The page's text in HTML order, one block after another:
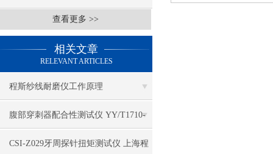
低温振荡水槽
电热鼓风干燥箱
电热恒温水槽
电热恒温油浴锅
多管漩涡混匀仪
查看更多 >>
相关文章
RELEVANT ARTICLES
程斯纱线耐磨仪工作原理
腹部穿刺器配合性测试仪 YY/T1710-
2020 上海程斯操作方法
CSI-Z029牙周探针扭矩测试仪 上海程